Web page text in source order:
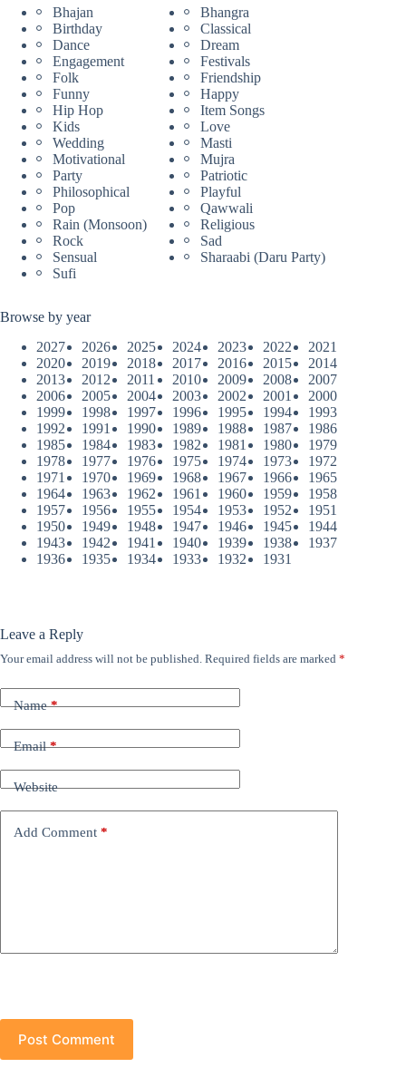
Bhajan
Bhangra
Birthday
Classical
Dance
Dream
Engagement
Festivals
Folk
Friendship
Funny
Happy
Hip Hop
Item Songs
Kids
Love
Wedding
Masti
Motivational
Mujra
Party
Patriotic
Philosophical
Playful
Pop
Qawwali
Rain (Monsoon)
Religious
Rock
Sad
Sensual
Sharaabi (Daru Party)
Sufi
Browse by year
2027
2026 2025 2024 2023 2022
2021
2020
2019 2018 2017 2016 2015
2014
2013
2012 2011 2010 2009 2008
2007
2006
2005 2004 2003 2002 2001
2000
1999
1998 1997 1996 1995 1994
1993
1992
1991 1990 1989 1988 1987
1986
1985
1984 1983 1982 1981 1980
1979
1978
1977 1976 1975 1974 1973
1972
1971
1970 1969 1968 1967 1966
1965
1964
1963 1962 1961 1960 1959
1958
1957
1956 1955 1954 1953 1952
1951
1950
1949 1948 1947 1946 1945
1944
1943
1942 1941 1940 1939 1938
1937
1936
1935 1934 1933 1932 1931
Leave a Reply
Your email address will not be published. Required fields are marked *
Name*
Email*
Website
Add Comment *
Post Comment